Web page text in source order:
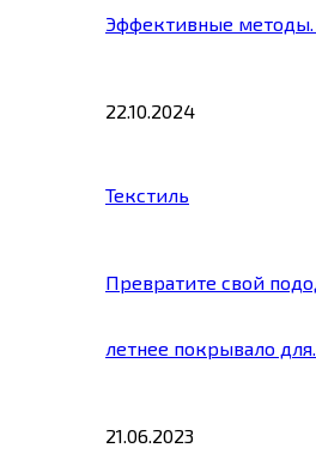
Эффективные
22.10.2024
Текстиль
Превратите свой
летнее покрывало
21.06.2023